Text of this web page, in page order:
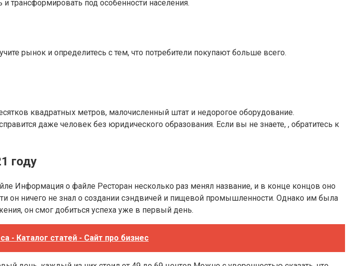
трансформировать под особенности населения.
рынок и определитесь с тем, что потребители покупают больше всего.
квадратных метров, малочисленный штат и недорогое оборудование.
даже человек без юридического образования. Если вы не знаете, , обратитесь к
году
о файле Ресторан несколько раз менял название, и в конце концов оно
он ничего не знал о создании сэндвичей и пищевой промышленности. Однако им была
он смог добиться успеха уже в первый день.
- Каталог статей - Сайт про бизнес